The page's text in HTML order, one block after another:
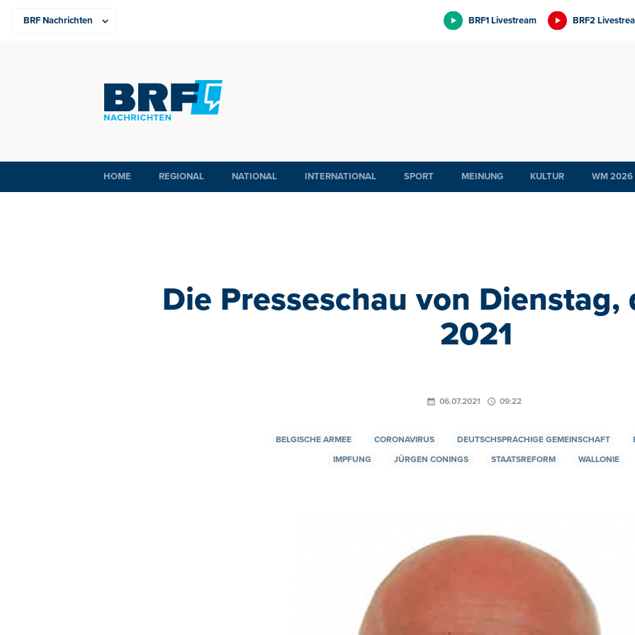
BRF1 Livestream BRF2
HOME REGIONAL NATIONAL INTERNATIONAL SPORT MEINUNG KULTUR WM 2026
Die Presseschau von Dienstag,
2021
06.07.2021 09:22
BELGISCHE ARMEE CORONAVIRUS DEUTSCHSPRACHIGE GEMEINSCHAFT
IMPFUNG
JÜRGEN CONINGS STAATSREFORM WALLONIE